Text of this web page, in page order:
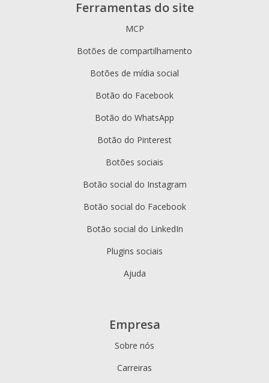
Ferramentas do site
MCP
Botões de compartilhamento
Botões de mídia social
Botão do Facebook
Botão do WhatsApp
Botão do Pinterest
Botões sociais
Botão social do Instagram
Botão social do Facebook
Botão social do LinkedIn
Plugins sociais
Ajuda
Empresa
Sobre nós
Carreiras